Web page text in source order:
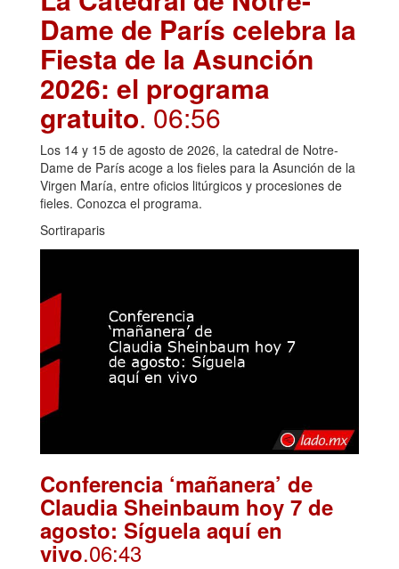
Dame de París celebra la
Fiesta de la Asunción
2026: el programa
gratuito. 06:56
Los 14 y 15 de agosto de 2026, la catedral de Notre-
Dame de París acoge a los fieles para la Asunción de la
Virgen María, entre oficios litúrgicos y procesiones de
fieles. Conozca el programa.
Sortiraparis
Conferencia ‘mañanera’ de
Claudia Sheinbaum hoy 7 de
agosto: Síguela aquí en
vivo.06:43